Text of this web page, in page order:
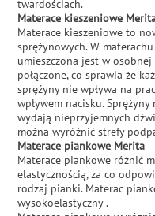
twardościach.
Materace kieszeniowe
Materace kieszeniowe to
sprężynowych. W
umieszczona jest w
połączone, co sprawia że
spręźyny nie wpływa na
wpływem nacisku.
wydają nieprzyjemnych
można wyróżnić strefy
Materace piankowe Merita
Materace piankowe różnić
elastycznością, za co
rodzaj pianki. Materac
wysokoelastyczny .